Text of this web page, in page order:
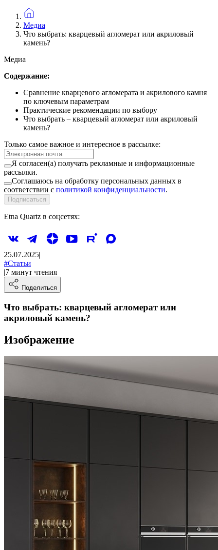
Медиа
Что выбрать: кварцевый агломерат или акриловый
камень?
Медиа
Содержание:
Сравнение кварцевого агломерата и акрилового камня
по ключевым параметрам
Практические рекомендации по выбору
Что выбрать – кварцевый агломерат или акриловый
камень?
Только самое важное и интересное в рассылке:
Я согласен(а) получать рекламные и информационные
рассылки.
Соглашаюсь на обработку персональных данных в
соответствии с политикой конфиденциальности.
Подписаться
Etna Quartz в соцсетях:
25.07.2025|
#Статьи
|7 минут чтения
Поделиться
Что выбрать: кварцевый агломерат или
акриловый камень?
Изображение